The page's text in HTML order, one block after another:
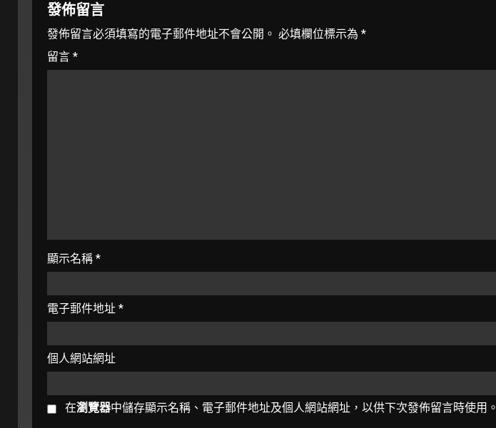
發佈留言
發佈留言必須填寫的電子郵件地址不會公開。 必填欄位標示為 *
留言 *
顯示名稱 *
電子郵件地址 *
個人網站網址
在瀏覽器中儲存顯示名稱、電子郵件地址及個人網站網址，以供下次發佈留言時使用。